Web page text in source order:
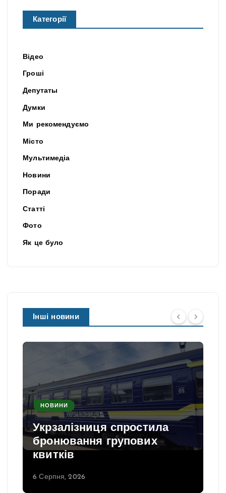
Категорії
Відео
Гроші
Депутаты
Думки
Ми рекомендуємо
Місто
Мультимедіа
Новини
Поради
Статті
Фото
Як це було
Інші новини
НОВИНИ
Укрзалізниця спростила
бронювання групових
квитків
6 Серпня, 2026